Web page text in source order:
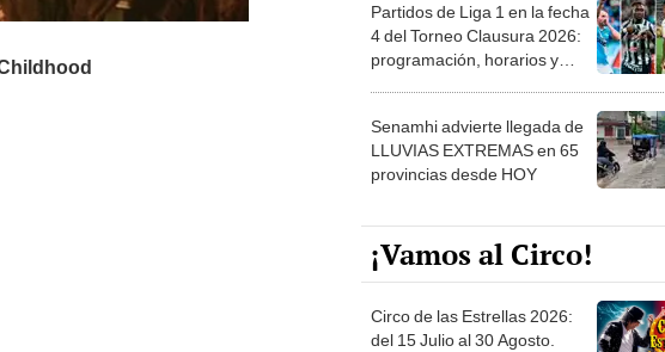
Partidos de Liga 1 en la fecha
4 del Torneo Clausura 2026:
programación, horarios y
Senamhi advierte llegada de
LLUVIAS EXTREMAS en 65
provincias desde HOY
¡Vamos al Circo!
Circo de las Estrellas 2026:
del 15 Julio al 30 Agosto.